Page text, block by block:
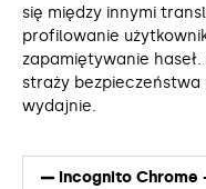
się między innymi
profilowanie
zapamiętywanie
straży bezpieczeństwa
wydajnie.
Incognito Chrome